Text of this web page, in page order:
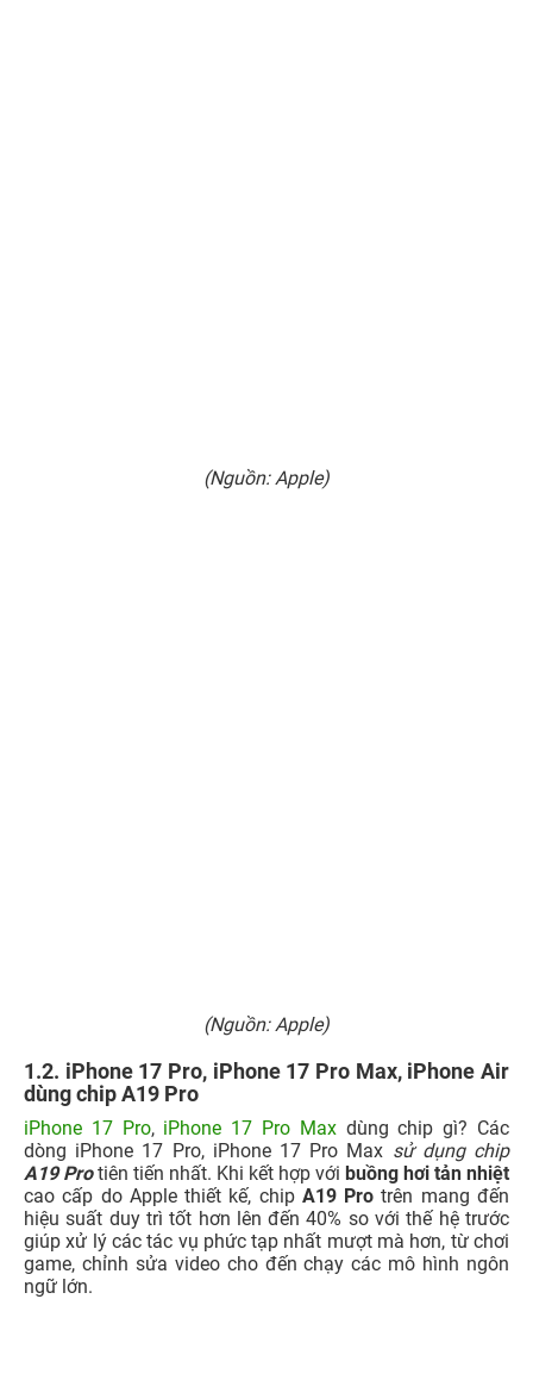
(Nguồn: Apple)
(Nguồn: Apple)
1.2. iPhone 17 Pro, iPhone 17 Pro Max, iPhone Air
dùng chip A19 Pro
iPhone 17 Pro, iPhone 17 Pro Maxdùng chip gì? Các
dòng iPhone 17 Pro, iPhone 17 Pro Max sử dụng chip
A19 Protiên tiến nhất. Khi kết hợp với buồng hơi tản nhiệt
cao cấp do Apple thiết kế, chip A19 Pro trên mang đến
hiệu suất duy trì tốt hơn lên đến 40% so với thế hệ trước
giúp xử lý các tác vụ phức tạp nhất mượt mà hơn, từ chơi
game, chỉnh sửa video cho đến chạy các mô hình ngôn
ngữ lớn.